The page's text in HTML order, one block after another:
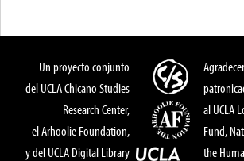
Un proyecto conjunto
del UCLA Chicano Studies
Research Center,
el Arhoolie Foundation,
y del UCLA Digital Library
al UCLA
Fund,
the